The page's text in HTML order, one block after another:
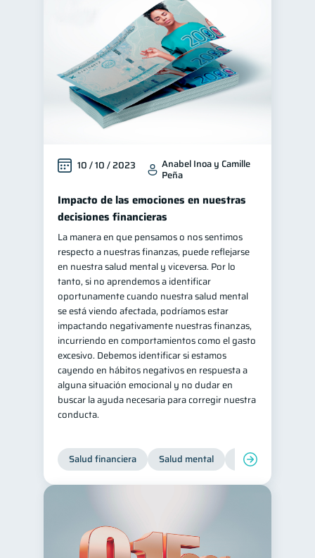
10 / 10 / 2023 Anabel Inoa y Camille
Peña
Impacto de las emociones en nuestras
decisiones financieras
La manera en que pensamos o nos sentimos
respecto a nuestras finanzas, puede reflejarse
en nuestra salud mental y viceversa. Por lo
tanto, si no aprendemos a identificar
oportunamente cuando nuestra salud mental
se está viendo afectada, podríamos estar
impactando negativamente nuestras finanzas,
incurriendo en comportamientos como el gasto
excesivo. Debemos identificar si estamos
cayendo en hábitos negativos en respuesta a
alguna situación emocional y no dudar en
buscar la ayuda necesaria para corregir nuestra
conducta.
Salud financiera Salud mental Inclusión